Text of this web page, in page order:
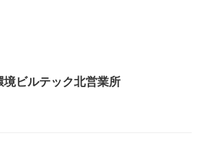
境ビルテック北営業所